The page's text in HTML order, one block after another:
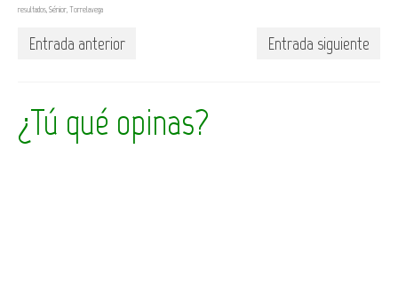
resultados,Sénior,Torrelavega
Entrada anterior Entrada siguiente
¿Tú qué opinas?